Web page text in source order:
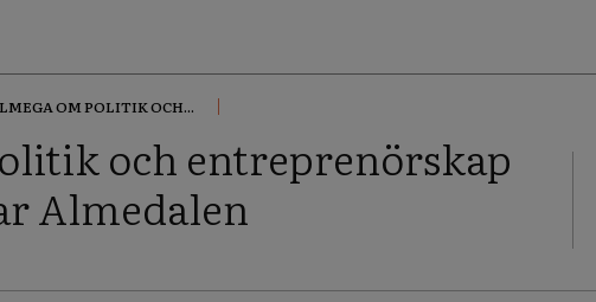
OM POLITIK OCH...
och entreprenörskap
Almedalen